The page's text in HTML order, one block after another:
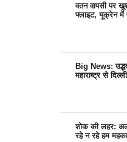
वतन वापसी पर
फ्लाइट, यूक्रेन में
Big News:
महाराष्ट्र से
शोक की लहर:
रहे न रहे हम